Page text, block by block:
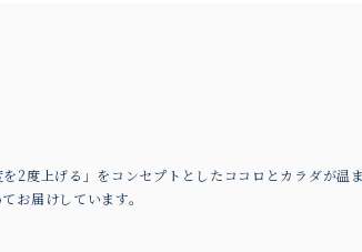
2度上げる」をコンセプトとしたココロとカラダが温
お届けしています。